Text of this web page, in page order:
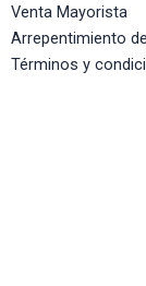
Venta Mayorista
Arrepentimiento
Términos y